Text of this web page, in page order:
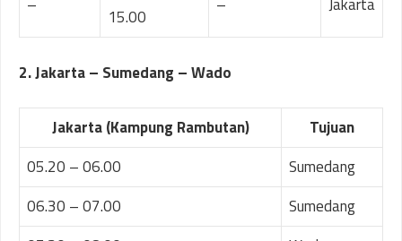
–
15.00
– Jakarta
2. Jakarta – Sumedang – Wado
Jakarta (Kampung Rambutan)
Tujuan
05.20 – 06.00
Sumedang
06.30 – 07.00
Sumedang